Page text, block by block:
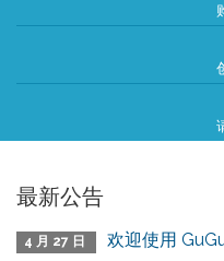
最新公告
4 月 27 日 欢迎使用